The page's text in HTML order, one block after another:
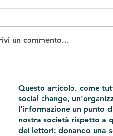
talloni d'Achille delle
politiche conservatrici
un commento...
Questo articolo, come
social change,
l'informazione un punto
nostra società rispetto a
dei lettori: donando una